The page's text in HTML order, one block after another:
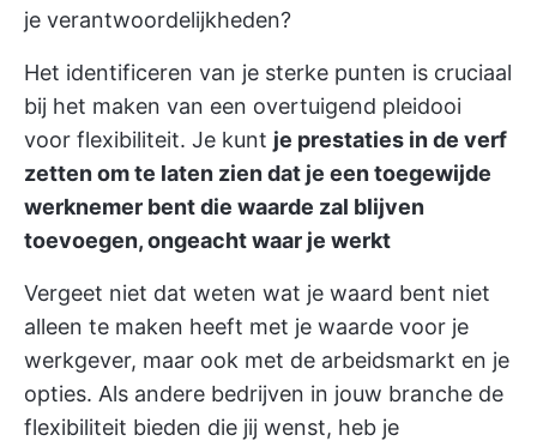
je verantwoordelijkheden?
Het identificeren van je sterke punten is cruciaal
bij het maken van een overtuigend pleidooi
voor flexibiliteit. Je kunt je prestaties in de verf
zetten om te laten zien dat je een toegewijde
werknemer bent die waarde zal blijven
toevoegen, ongeacht waar je werkt
Vergeet niet dat weten wat je waard bent niet
alleen te maken heeft met je waarde voor je
werkgever, maar ook met de arbeidsmarkt en je
opties. Als andere bedrijven in jouw branche de
flexibiliteit bieden die jij wenst, heb je